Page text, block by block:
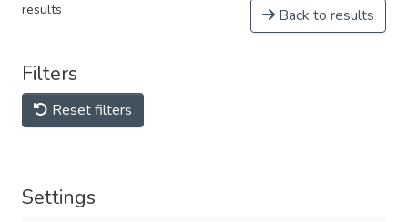
results Back to results
Filters
Reset filters
Settings